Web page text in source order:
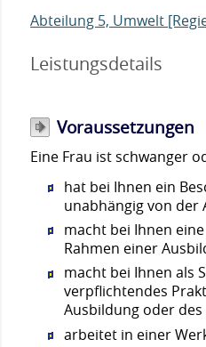
Abteilung 5, Umwelt
Leistungsdetails
Voraussetzungen
Eine Frau ist schwanger
hat bei Ihnen ein
unabhängig von der
macht bei Ihnen
Rahmen einer
macht bei Ihnen als
verpflichtendes
Ausbildung oder
arbeitet in einer